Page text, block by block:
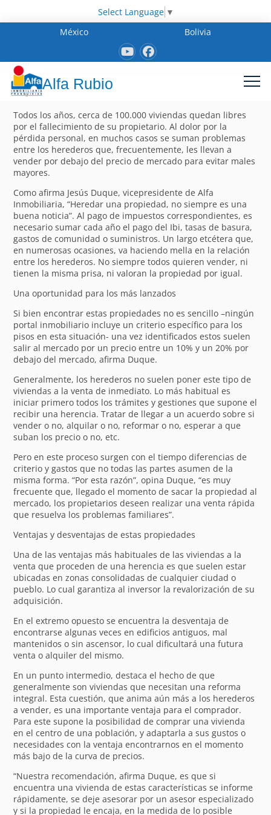
Select Language ▼
México
Bolivia
Alfa Rubio
Todos los años, cerca de 100.000 viviendas quedan libres
por el fallecimiento de su propietario. Al dolor por la
pérdida personal, en muchos casos se suman problemas
entre los herederos que, frecuentemente, les llevan a
vender por debajo del precio de mercado para evitar males
mayores.
Como afirma Jesús Duque, vicepresidente de Alfa
Inmobiliaria, “Heredar una propiedad, no siempre es una
buena noticia”. Al pago de impuestos correspondientes, es
necesario sumar cada año el pago del Ibi, tasas de basura,
gastos de comunidad o suministros. Un largo etcétera que,
en numerosas ocasiones, va haciendo mella en la relación
entre los herederos. No siempre todos quieren vender, ni
tienen la misma prisa, ni valoran la propiedad por igual.
Una oportunidad para los más lanzados
Si bien encontrar estas propiedades no es sencillo –ningún
portal inmobiliario incluye un criterio específico para los
pisos en esta situación- una vez identificados estos suelen
salir al mercado por un precio entre un 10% y un 20% por
debajo del mercado, afirma Duque.
Generalmente, los herederos no suelen poner este tipo de
viviendas a la venta de inmediato. Lo más habitual es
iniciar primero todos los trámites y gestiones que supone el
recibir una herencia. Tratar de llegar a un acuerdo sobre si
vender o no, alquilar o no, reformar o no, esperar a que
suban los precio o no, etc.
Pero en este proceso surgen con el tiempo diferencias de
criterio y gastos que no todas las partes asumen de la
misma forma. “Por esta razón”, opina Duque, “es muy
frecuente que, llegado el momento de sacar la propiedad al
mercado, los propietarios deseen realizar una venta rápida
que resuelva los problemas familiares”.
Ventajas y desventajas de estas propiedades
Una de las ventajas más habituales de las viviendas a la
venta que proceden de una herencia es que suelen estar
ubicadas en zonas consolidadas de cualquier ciudad o
pueblo. Lo cual garantiza al inversor la revalorización de su
adquisición.
En el extremo opuesto se encuentra la desventaja de
encontrarse algunas veces en edificios antiguos, mal
mantenidos o sin ascensor, lo cual dificultará una futura
venta o alquiler del mismo.
En un punto intermedio, destaca el hecho de que
generalmente son viviendas que necesitan una reforma
integral. Esta cuestión, que anima aún más a los herederos
a vender, es una importante ventaja para el comprador.
Para este supone la posibilidad de comprar una vivienda
en el centro de una población, y adaptarla a sus gustos o
necesidades con la ventaja encontrarnos en el momento
más bajo de la curva de precios.
“Nuestra recomendación, afirma Duque, es que si
encuentra una vivienda de estas características se informe
rápidamente, se deje asesorar por un asesor especializado
y si la propiedad le encaja, en la medida de lo posible